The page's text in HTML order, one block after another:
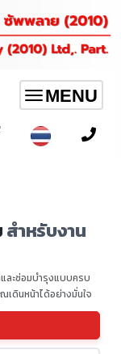
Toggle
navigation
MENU
สำหรับงาน
ละซ่อมบำรุงแบบครบ
ดินหน้าได้อย่างมั่นใจ